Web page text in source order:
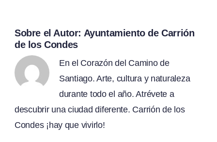
Sobre el Autor: Ayuntamiento de Carrión
de los Condes
En el Corazón del Camino de
Santiago. Arte, cultura y naturaleza
durante todo el año. Atrévete a
descubrir una ciudad diferente. Carrión de los
Condes ¡hay que vivirlo!